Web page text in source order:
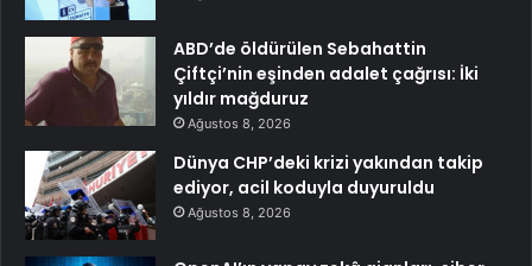
ABD’de öldürülen Sebahattin
Çiftçi’nin eşinden adalet çağrısı: İki
yıldır mağduruz
Ağustos 8, 2026
Dünya CHP’deki krizi yakından takip
ediyor, acil koduyla duyuruldu
Ağustos 8, 2026